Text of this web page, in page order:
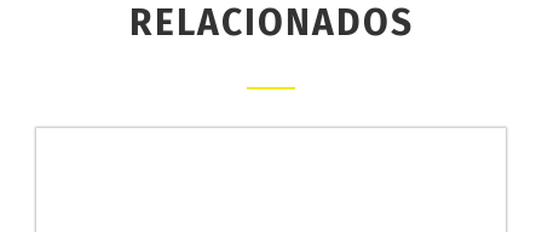
RELACIONADOS